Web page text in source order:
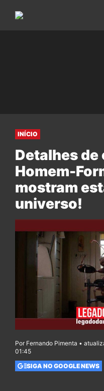
INÍCIO
Detalhes de
Homem-
mostram
universo!
Por Fernando Pimenta •
01:45
SIGA NO GOOGLE NEWS